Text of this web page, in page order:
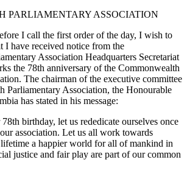
PARLIAMENTARY ASSOCIATION
I call the first order of the day, I wish to
I have received notice from the
Association Headquarters Secretariat
the 78th anniversary of the Commonwealth
The chairman of the executive committee
Parliamentary Association, the Honourable
has stated in his message:
birthday, let us rededicate ourselves once
association. Let us all work towards
a happier world for all of mankind in
justice and fair play are part of our common